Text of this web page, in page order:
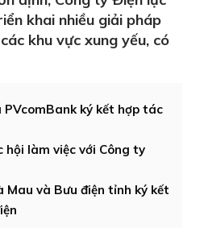
khai nhiều giải pháp
khu vực xung yếu, có
PVcomBank ký kết hợp tác
hội làm việc với Công ty
Mau và Bưu điện tỉnh ký kết